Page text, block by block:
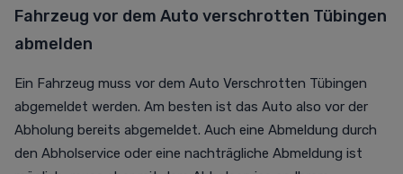
Fahrzeug vor dem Auto verschrotten Tübingen
abmelden
Ein Fahrzeug muss vor dem Auto Verschrotten Tübingen
abgemeldet werden. Am besten ist das Auto also vor der
Abholung bereits abgemeldet. Auch eine Abmeldung durch
den Abholservice oder eine nachträgliche Abmeldung ist